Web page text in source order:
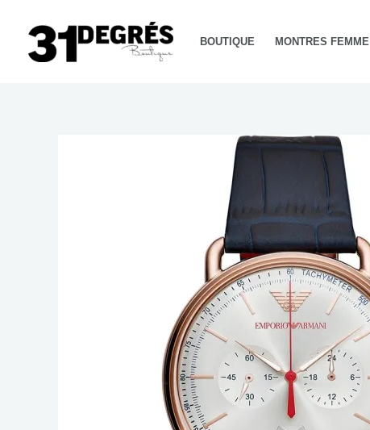
contenu
BOUTIQUE MONTRES FEMME